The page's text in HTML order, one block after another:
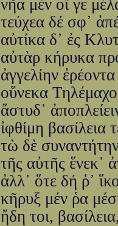
νῆα μὲν οἵ γε
τεύχεα δέ σφ᾽
αὐτίκα δ᾽ ἐς
αὐτὰρ κήρυκα
ἀγγελίην
οὕνεκα
ἄστυδ᾽
ἰφθίμη βασίλεια
τὼ δὲ
τῆς αὐτῆς ἕνεκ᾽
ἀλλ᾽ ὅτε δή ῥ᾽
κῆρυξ μέν ῥα
ἤδη τοι,